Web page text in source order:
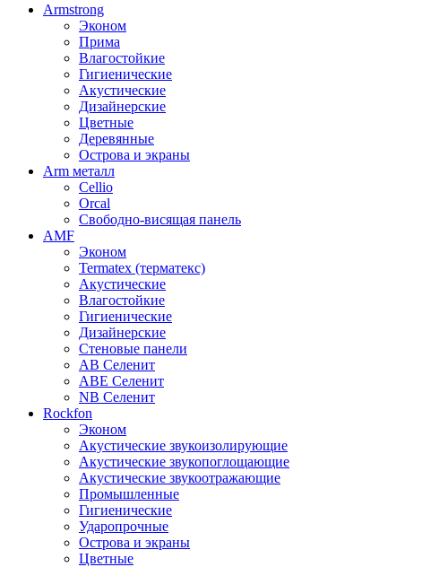
Armstrong
Эконом
Прима
Влагостойкие
Гигиенические
Акустические
Дизайнерские
Цветные
Деревянные
Острова и экраны
Arm металл
Cellio
Orcal
Свободно-висящая панель
AMF
Эконом
Termatex (терматекс)
Акустические
Влагостойкие
Гигиенические
Дизайнерские
Стеновые панели
AB Селенит
ABE Селенит
NB Селенит
Rockfon
Эконом
Акустические звукоизолирующие
Акустические звукопоглощающие
Акустические звукоотражающие
Промышленные
Гигиенические
Ударопрочные
Острова и экраны
Цветные